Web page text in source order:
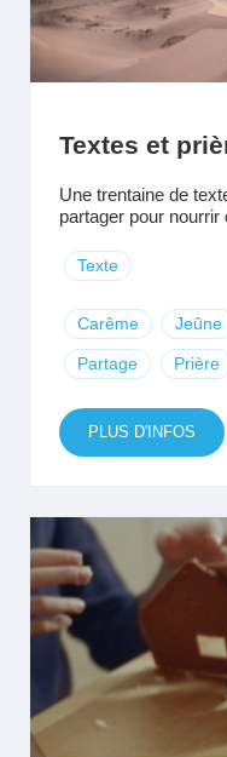
Textes et
Une trentaine de
partager pour nourrir
Texte
Carême Jeûne
Partage Prière
PLUS D'INFOS